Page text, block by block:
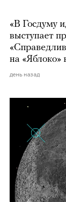
«В Госдуму
выступает
на «Яблоко»
день назад